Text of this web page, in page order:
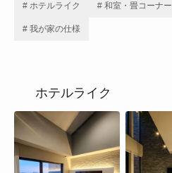
# ホテルライク # 和室・畳コーナー
# 我が家の仕様
ホテルライク